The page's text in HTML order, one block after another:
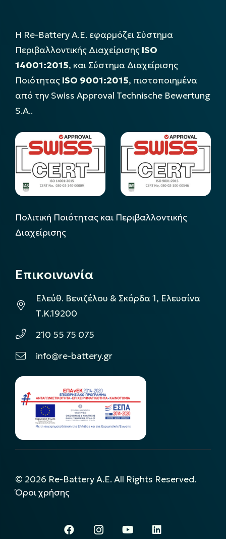
Η Re-Battery Α.Ε. εφαρμόζει Σύστημα
Περιβαλλοντικής Διαχείρισης ISO
14001:2015, και Σύστημα Διαχείρισης
Ποιότητας ISO 9001:2015, πιστοποιημένα
από την Swiss Approval Technische Bewertung
S.A..
Πολιτική Ποιότητας και Περιβαλλοντικής
Διαχείρισης
Επικοινωνία
Ελεύθ. Βενιζέλου & Σκόρδα 1, Ελευσίνα
Τ.Κ.19200
210 55 75 075
info@re-battery.gr
© 2026 Re-Battery A.E. All Rights Reserved.
Όροι χρήσης